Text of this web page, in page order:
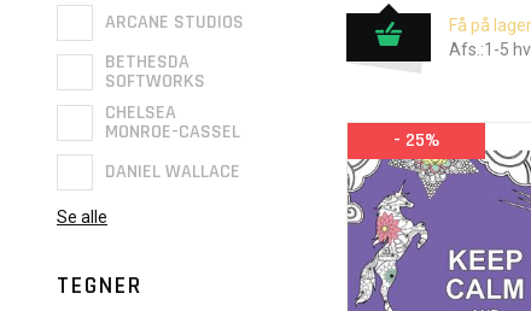
ARCANE STUDIOS
BETHESDA
SOFTWORKS
CHELSEA
MONROE-CASSEL
DANIEL WALLACE
Se alle
TEGNER
Få på
Afs.:1-5
- 25%